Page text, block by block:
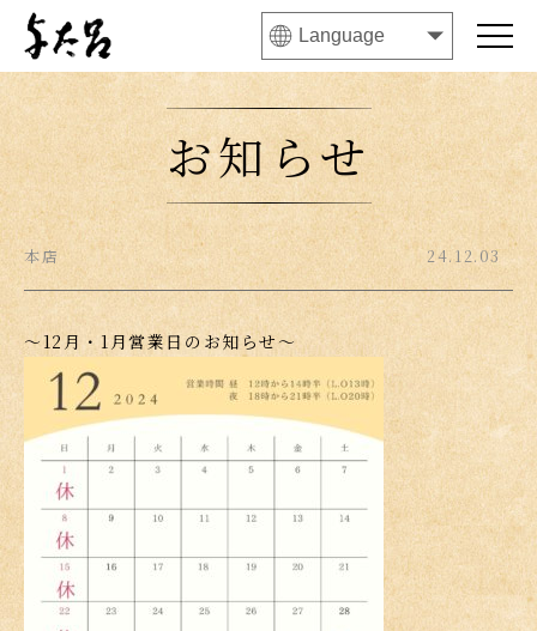
お知らせ
本店 24.12.03
〜12月・1月営業日のお知らせ〜